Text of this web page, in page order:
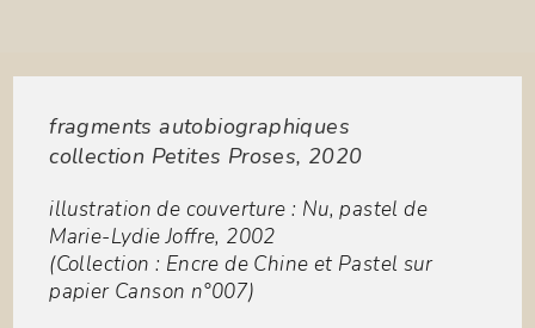
fragments autobiographiques
collection Petites Proses, 2020
illustration de couverture : Nu, pastel de
Marie-Lydie Joffre, 2002
(Collection : Encre de Chine et Pastel sur
papier Canson n°007)